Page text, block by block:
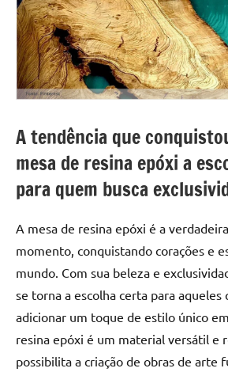
A tendência que
mesa de resina epóxi a
para quem busca
A mesa de resina epóxi é a
momento, conquistando corações e
mundo. Com sua beleza e
se torna a escolha certa para aqueles
adicionar um toque de estilo único em
resina epóxi é um material versátil e
possibilita a criação de obras de arte